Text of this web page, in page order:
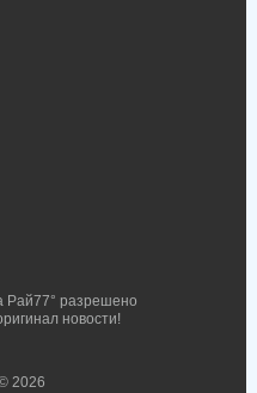
Рай77° разрешено
новости!
2026